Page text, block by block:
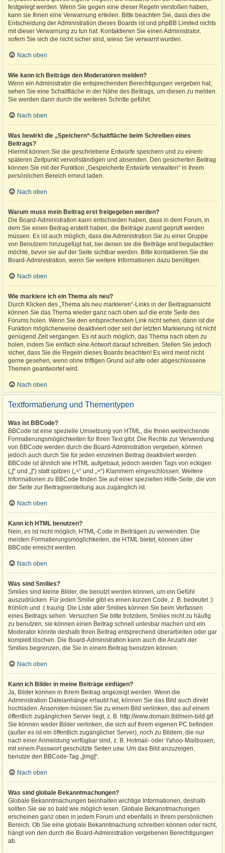
festgelegt werden. Wenn Sie gegen eine dieser Regeln verstoßen haben,
kann sie Ihnen eine Verwarnung erteilen. Bitte beachten Sie, dass dies die
Entscheidung der Administration dieses Boards ist und phpBB Limited nichts
mit dieser Verwarnung zu tun hat. Kontaktieren Sie einen Administrator,
sofern Sie sich die nicht sicher sind, wieso Sie verwarnt wurden.
Nach oben
Wie kann ich Beiträge den Moderatoren melden?
Wenn ein Administrator die entsprechenden Berechtigungen vergeben hat,
sehen Sie eine Schaltfläche in der Nähe des Beitrags, um diesen zu melden.
Sie werden dann durch die weiteren Schritte geführt.
Nach oben
Was bewirkt die „Speichern“-Schaltfläche beim Schreiben eines
Beitrags?
Hiermit können Sie die geschriebene Entwürfe speichern und zu einem
späteren Zeitpunkt vervollständigen und absenden. Den gesicherten Beitrag
können Sie mit der Funktion „Gespeicherte Entwürfe verwalten“ in Ihrem
persönlichen Bereich erneut laden.
Nach oben
Warum muss mein Beitrag erst freigegeben werden?
Die Board-Administration kann entschieden haben, dass in dem Forum, in
dem Sie einen Beitrag erstellt haben, die Beiträge zuerst geprüft werden
müssen. Es ist auch möglich, dass die Administration Sie zu einer Gruppe
von Benutzern hinzugefügt hat, bei denen sie die Beiträge erst begutachten
möchte, bevor sie auf der Seite sichtbar werden. Bitte kontaktieren Sie die
Board-Administration, wenn Sie weitere Informationen dazu benötigen.
Nach oben
Wie markiere ich ein Thema als neu?
Durch Klicken des „Thema als neu markieren“-Links in der Beitragsansicht
können Sie das Thema wieder ganz nach oben auf die erste Seite des
Forums holen. Wenn Sie den entsprechenden Link nicht sehen, dann ist die
Funktion möglicherweise deaktiviert oder seit der letzten Markierung ist nicht
genügend Zeit vergangen. Es ist auch möglich, das Thema nach oben zu
holen, indem Sie einfach eine Antwort darauf schreiben. Stellen Sie jedoch
sicher, dass Sie die Regeln dieses Boards beachten! Es wird meist nicht
gerne gesehen, wenn ohne triftigen Grund auf alte oder abgeschlossene
Themen geantwortet wird.
Nach oben
Textformatierung und Thementypen
Was ist BBCode?
BBCode ist eine spezielle Umsetzung von HTML, die Ihnen weitreichende
Formatierungsmöglichkeiten für Ihren Text gibt. Die Rechte zur Verwendung
von BBCode werden durch die Board-Administration vergeben, können
jedoch auch durch Sie für jeden einzelnen Beitrag deaktiviert werden.
BBCode ist ähnlich wie HTML aufgebaut, jedoch werden Tags von eckigen
(„[“ und „]“) statt spitzen („<“ und „>“) Klammern eingeschlossen. Weitere
Informationen zu BBCode finden Sie auf einer speziellen Hilfe-Seite, die von
der Seite zur Beitragserstellung aus zugänglich ist.
Nach oben
Kann ich HTML benutzen?
Nein, es ist nicht möglich, HTML-Code in Beiträgen zu verwenden. Die
meisten Formatierungsmöglichkeiten, die HTML bietet, können über
BBCode erreicht werden.
Nach oben
Was sind Smilies?
Smilies sind kleine Bilder, die benutzt werden können, um ein Gefühl
auszudrücken. Für jeden Smilie gibt es einen kurzen Code, z. B. bedeutet :)
fröhlich und :( traurig. Die Liste aller Smilies können Sie beim Verfassen
eines Beitrags sehen. Versuchen Sie bitte trotzdem, Smilies nicht zu häufig
zu benutzen, sie können einen Beitrag schnell unlesbar machen und ein
Moderator könnte deshalb Ihren Beitrag entsprechend überarbeiten oder gar
komplett löschen. Die Board-Administration kann auch die Anzahl der
Smilies begrenzen, die Sie in einem Beitrag benutzen können.
Nach oben
Kann ich Bilder in meine Beiträge einfügen?
Ja, Bilder können in Ihrem Beitrag angezeigt werden. Wenn die
Administration Dateianhänge erlaubt hat, können Sie das Bild auch direkt
hochladen. Ansonsten müssen Sie zu einem Bild verlinken, das auf einem
öffentlich zugänglichen Server liegt, z. B. http://www.domain.tld/mein-bild.gif.
Sie können weder Bilder verlinken, die sich auf Ihrem eigenen PC befinden
(außer es ist ein öffentlich zugänglicher Server), noch zu Bildern, die nur
nach einer Anmeldung verfügbar sind, z. B. Hotmail- oder Yahoo-Mailboxen,
mit einem Passwort geschützte Seiten usw. Um das Bild anzuzeigen,
benutze den BBCode-Tag „[img]“.
Nach oben
Was sind globale Bekanntmachungen?
Globale Bekanntmachungen beinhalten wichtige Informationen, deshalb
sollten Sie sie so bald wie möglich lesen. Globale Bekanntmachungen
erscheinen ganz oben in jedem Forum und ebenfalls in Ihrem persönlichen
Bereich. Ob Sie eine globale Bekanntmachung schreiben können oder nicht,
hängt von den durch die Board-Administration vergebenen Berechtigungen
ab.